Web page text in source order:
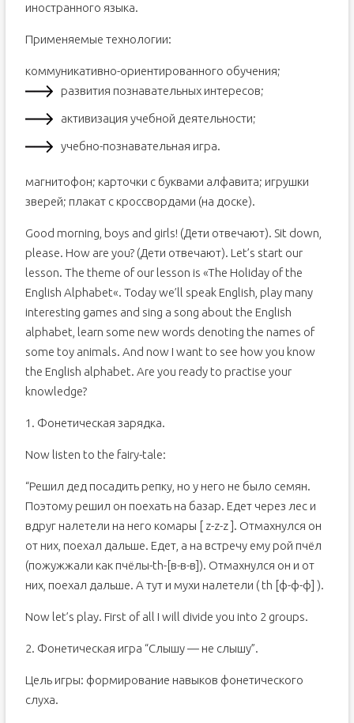
иностранного языка.
Применяемые технологии:
коммуникативно-ориентированного обучения;
развития познавательных интересов;
активизация учебной деятельности;
учебно-познавательная игра.
магнитофон; карточки с буквами алфавита; игрушки
зверей; плакат с кроссвордами (на доске).
Good morning, boys and girls! (Дети отвечают). Sit down,
please. How are you? (Дети отвечают). Let’s start our
lesson. The theme of our lesson is «The Holiday of the
English Alphabet«. Today we’ll speak English, play many
interesting games and sing a song about the English
alphabet, learn some new words denoting the names of
some toy animals. And now I want to see how you know
the English alphabet. Are you ready to practise your
knowledge?
1. Фонетическая зарядка.
Now listen to the fairy-tale:
“Решил дед посадить репку, но у него не было семян.
Поэтому решил он поехать на базар. Едет через лес и
вдруг налетели на него комары [ z-z-z ]. Отмахнулся он
от них, поехал дальше. Едет, а на встречу ему рой пчёл
(пожужжали как пчёлы-th-[в-в-в]). Отмахнулся он и от
них, поехал дальше. А тут и мухи налетели ( th [ф-ф-ф] ).
Now let’s play. First of all I will divide you into 2 groups.
2. Фонетическая игра “Слышу — не слышу”.
Цель игры: формирование навыков фонетического
слуха.